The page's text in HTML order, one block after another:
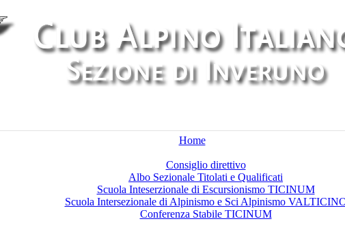
Home
Consiglio direttivo
Albo Sezionale Titolati e Qualificati
Scuola Inteserzionale di Escursionismo TICINUM
Scuola Intersezionale di Alpinismo e Sci Alpinismo
Conferenza Stabile TICINUM